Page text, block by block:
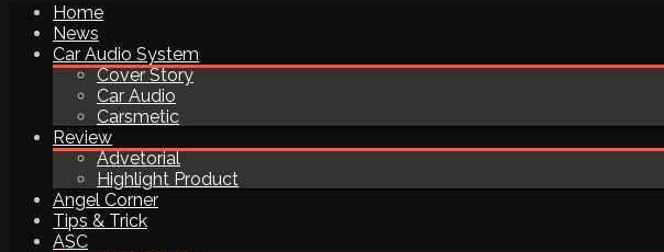
Home
News
Car Audio System
Cover Story
Car Audio
Carsmetic
Review
Advetorial
Highlight Product
Angel Corner
Tips & Trick
ASC